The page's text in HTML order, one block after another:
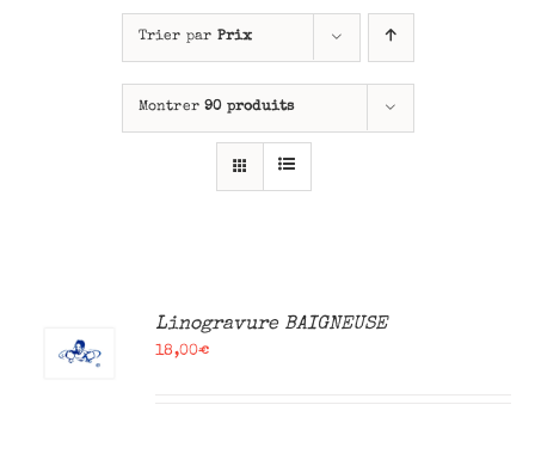
Trier par Prix
Montrer90 produits
Linogravure BAIGNEUSE
18,00€